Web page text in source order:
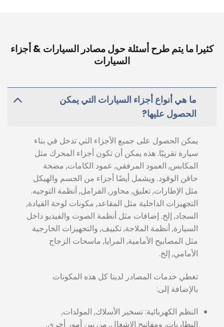
كثيرا ما يتم طرح أسئلة حول مصادر السيارات & أجزاء
السيارات
ما هي أنواع أجزاء السيارات التي يمكن
الحصول عليها?
يمكن الحصول على جميع الأجزاء التي تدخل في بناء
سيارة تقريبًا. هذه يمكن أن تكون أجزاء المحرك مثل
المكابس, العمود المرفقي, عمود الكامات, مضخة
حاقن الوقود. ويشمل أيضًا أجزاء من الجسم والهيكل
مثل الإطارات, تعليق, محاور, الفرامل, أنظمة التوجيه.
التجهيزات الداخلية مثل المقاعد, مكونات لوحة القيادة,
السجاد, إلخ. إضافات مثل أنظمة الصوت والفيديو داخل
السيارة, أنظمة الملاحة, تكييف, والتجهيزات الخارجية
مثل المصابيح الأمامية, المرايا, ماسحات الزجاج
الأمامي, إلخ.
تغطي خدمات المصادر لدينا كل هذه المكونات
بالإضافة إلى:
النظم الكهربائية: تسخير الأسلاك, المولدات,
البطاريات, ومفاتيح الإشعال, من بين أمور أخرى.